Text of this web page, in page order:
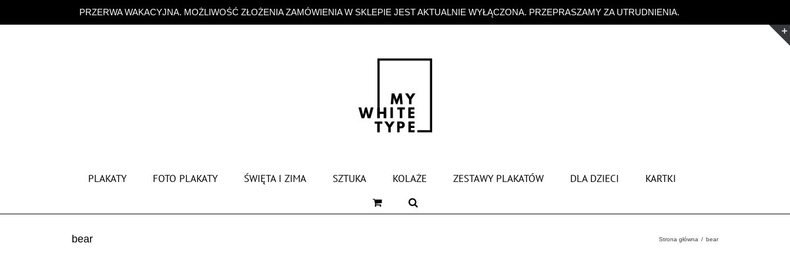
PRZERWA WAKACYJNA. MOŻLIWOŚĆ ZŁOŻENIA ZAMÓWIENIA W SKLEPIE JEST AKTUALNIE WYŁĄCZONA. PRZEPRASZAMY ZA UTRUDNIENIA.
zawartości
PLAKATY FOTO PLAKATY ŚWIĘTA I ZIMA SZTUKA KOLAŻE ZESTAWY PLAKATÓW DLA DZIECI KARTKI
bear Strona główna bear